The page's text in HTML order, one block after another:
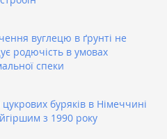
вуглецю в ґрунті не
родючість в умовах
спеки
буряків в Німеччині
з 1990 року